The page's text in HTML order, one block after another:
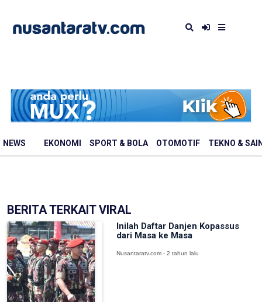
NEWS EKONOMI SPORT & BOLA OTOMOTIF TEKNO &
BERITA TERKAIT VIRAL
Inilah Daftar Danjen Kopassus
dari Masa ke Masa
Nusantaratv.com - 2 tahun lalu